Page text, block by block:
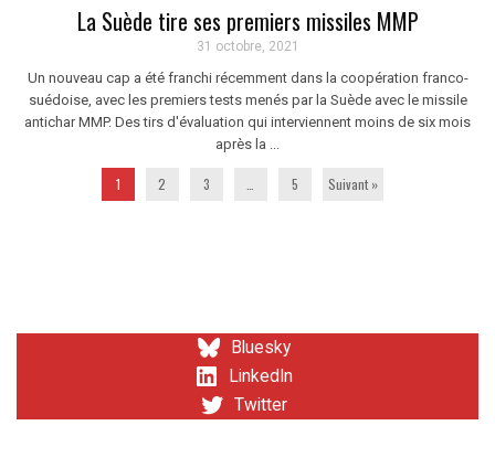
La Suède tire ses premiers missiles MMP
31 octobre, 2021
Un nouveau cap a été franchi récemment dans la coopération franco-
suédoise, avec les premiers tests menés par la Suède avec le missile
antichar MMP. Des tirs d'évaluation qui interviennent moins de six mois
après la ...
1 2 3 5 Suivant »
Bluesky
LinkedIn
Twitter